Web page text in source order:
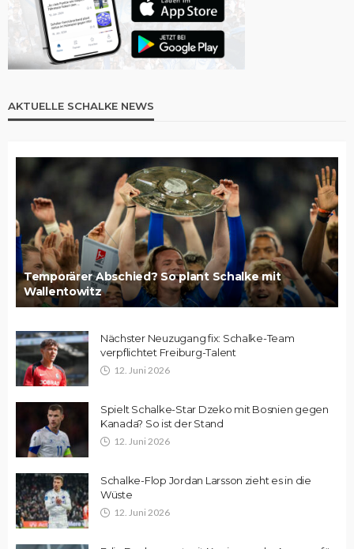
AKTUELLE SCHALKE NEWS
Temporärer Abschied? So plant Schalke mit
Wallentowitz
Nächster Neuzugang fix: Schalke-Team
verpflichtet Freiburg-Talent
12. Juni 2026
Spielt Schalke-Star Dzeko mit Bosnien gegen
Kanada? So ist der Stand
12. Juni 2026
Schalke-Flop Jordan Larsson zieht es in die
Wüste
12. Juni 2026